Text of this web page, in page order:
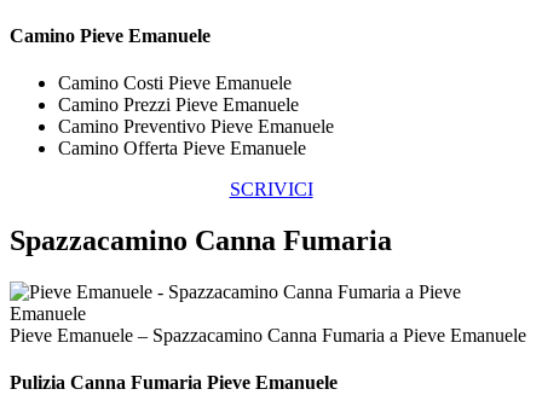
Camino Pieve Emanuele
Camino Costi Pieve Emanuele
Camino Prezzi Pieve Emanuele
Camino Preventivo Pieve Emanuele
Camino Offerta Pieve Emanuele
SCRIVICI
Spazzacamino Canna Fumaria
Pieve Emanuele – Spazzacamino Canna Fumaria a Pieve Emanuele
Pulizia Canna Fumaria Pieve Emanuele